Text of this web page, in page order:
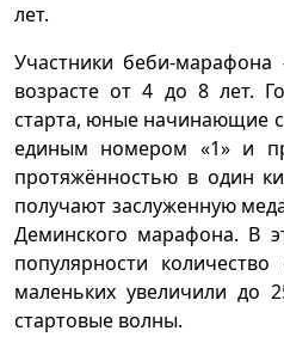
лет.
Участники беби-
возрасте от 4 до 8 лет.
старта, юные начинающие
единым номером «1» и
протяжённостью в один
получают заслуженную
Деминского марафона. В
популярности
маленьких увеличили до
стартовые волны.